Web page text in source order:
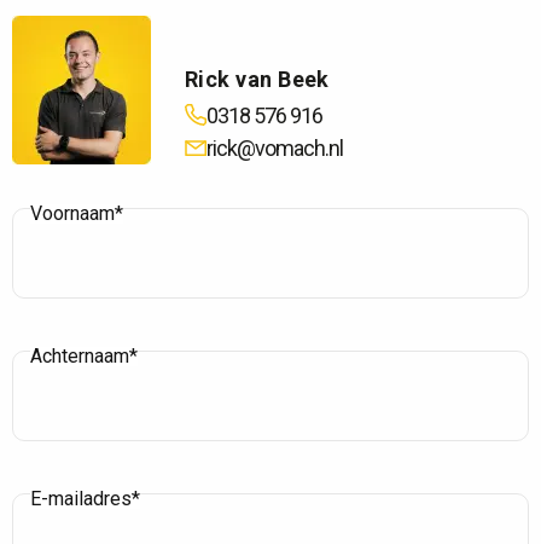
Rick van Beek
0318 576 916
rick@vomach.nl
Voornaam*
Achternaam*
E-mailadres*